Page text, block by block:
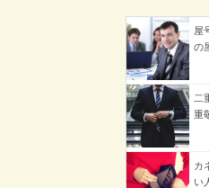
屋
の
二
重
カ
い